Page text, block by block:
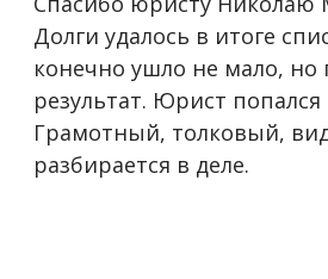
Долги удалось в итоге
конечно ушло не мало, но
результат. Юрист
Грамотный, толковый,
разбирается в деле.